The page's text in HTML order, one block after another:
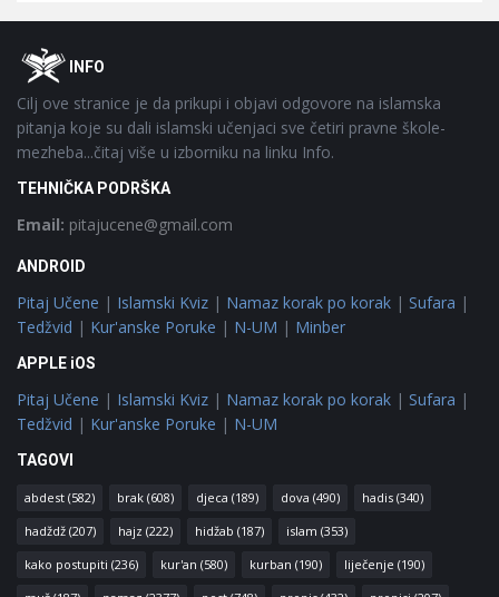
FooterOINFO
Cilj ove stranice je da prikupi i objavi odgovore na islamska
pitanja koje su dali islamski učenjaci sve četiri pravne škole-
mezheba...čitaj više u izborniku na linku Info.
TEHNIČKA PODRŠKA
Email: pitajucene@gmail.com
ANDROID
Pitaj Učene | Islamski Kviz | Namaz korak po korak | Sufara |
Tedžvid | Kur'anske Poruke | N-UM | Minber
APPLE iOS
Pitaj Učene | Islamski Kviz | Namaz korak po korak | Sufara |
Tedžvid | Kur'anske Poruke | N-UM
TAGOVI
abdest (582) brak (608) djeca (189) dova (490) hadis (340)
hadždž (207) hajz (222) hidžab (187) islam (353)
kako postupiti (236) kur'an (580) kurban (190) liječenje (190)